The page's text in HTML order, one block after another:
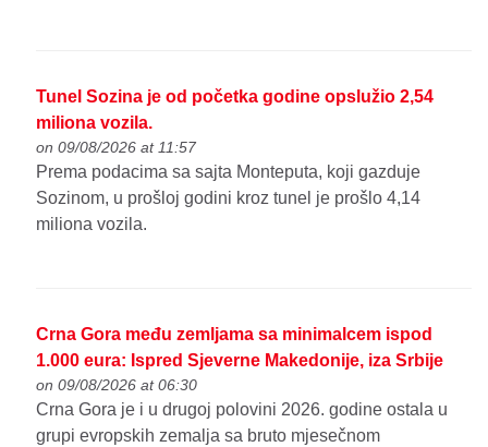
Tunel Sozina je od početka godine opslužio 2,54
miliona vozila.
on 09/08/2026 at 11:57
Prema podacima sa sajta Monteputa, koji gazduje
Sozinom, u prošloj godini kroz tunel je prošlo 4,14
miliona vozila.
Crna Gora među zemljama sa minimalcem ispod
1.000 eura: Ispred Sjeverne Makedonije, iza Srbije
on 09/08/2026 at 06:30
Crna Gora je i u drugoj polovini 2026. godine ostala u
grupi evropskih zemalja sa bruto mjesečnom